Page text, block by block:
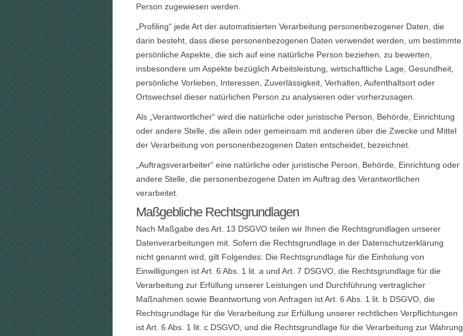
Person zugewiesen werden.
„Profiling“ jede Art der automatisierten Verarbeitung personenbezogener Daten, die
darin besteht, dass diese personenbezogenen Daten verwendet werden, um bestimmte
persönliche Aspekte, die sich auf eine natürliche Person beziehen, zu bewerten,
insbesondere um Aspekte bezüglich Arbeitsleistung, wirtschaftliche Lage, Gesundheit,
persönliche Vorlieben, Interessen, Zuverlässigkeit, Verhalten, Aufenthaltsort oder
Ortswechsel dieser natürlichen Person zu analysieren oder vorherzusagen.
Als „Verantwortlicher“ wird die natürliche oder juristische Person, Behörde, Einrichtung
oder andere Stelle, die allein oder gemeinsam mit anderen über die Zwecke und Mittel
der Verarbeitung von personenbezogenen Daten entscheidet, bezeichnet.
„Auftragsverarbeiter“ eine natürliche oder juristische Person, Behörde, Einrichtung oder
andere Stelle, die personenbezogene Daten im Auftrag des Verantwortlichen
verarbeitet.
Maßgebliche Rechtsgrundlagen
Nach Maßgabe des Art. 13 DSGVO teilen wir Ihnen die Rechtsgrundlagen unserer
Datenverarbeitungen mit. Sofern die Rechtsgrundlage in der Datenschutzerklärung
nicht genannt wird, gilt Folgendes: Die Rechtsgrundlage für die Einholung von
Einwilligungen ist Art. 6 Abs. 1 lit. a und Art. 7 DSGVO, die Rechtsgrundlage für die
Verarbeitung zur Erfüllung unserer Leistungen und Durchführung vertraglicher
Maßnahmen sowie Beantwortung von Anfragen ist Art. 6 Abs. 1 lit. b DSGVO, die
Rechtsgrundlage für die Verarbeitung zur Erfüllung unserer rechtlichen Verpflichtungen
ist Art. 6 Abs. 1 lit. c DSGVO, und die Rechtsgrundlage für die Verarbeitung zur Wahrung